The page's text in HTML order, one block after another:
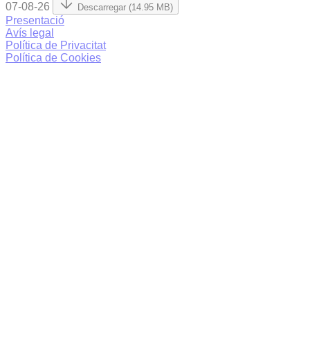
07-08-26 Descarregar (14.95 MB)
Presentació
Avís legal
Política de Privacitat
Política de Cookies